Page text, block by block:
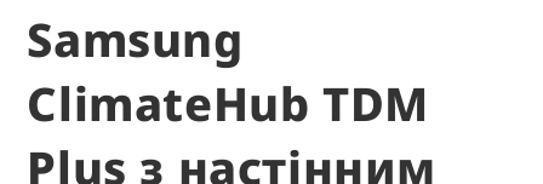
Samsung
ClimateHub TDM
Plus з настінним